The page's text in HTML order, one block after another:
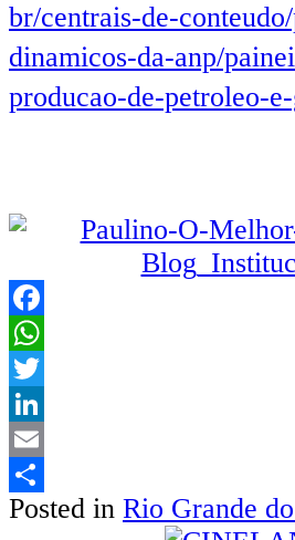
br/centrais-de-
dinamicos-da-anp/
producao-de-petroleo-
Facebook
WhatsApp
Twitter
LinkedIn
Email
Share
Posted in Rio Grande